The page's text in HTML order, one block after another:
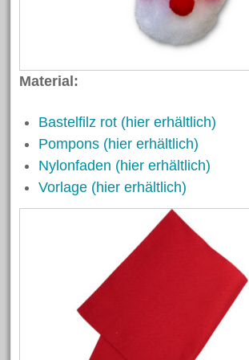
Bastelanleitungen
Basteln mit Kindern
Fasching/Karneval
Laternen
Ostern
Trends und Neuheiten
Weihnachten
Schlagwörter
Material:
Bastelfilz rot (hier erhältlich)
Pompons (hier erhältlich)
Nylonfaden (hier erhältlich)
Vorlage (hier erhältlich)